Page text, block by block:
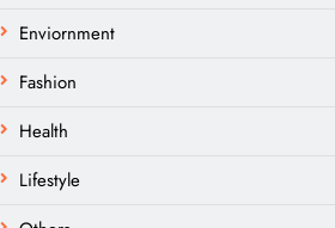
Enviornment
Fashion
Health
Lifestyle